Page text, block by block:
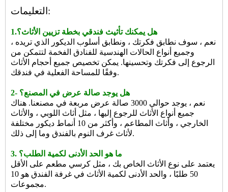
التعليمات:
1.هل يمكنك تأثيث فندقي بخطة تزيين الأثاث؟
نعم ، سوف نطابق فكرتك ، ونطابق أسلوب الديكور الذي تريده ،
وجميع أنواع الحالات الهندسية للفنادق الفخمة لتتمكن من
الرجوع إلى فكرتك وتحسينها. يمكن تخصيص جميع أحجام الأثاث
وفقًا للمساحة الفعلية في فندقك.
2- هل يوجد صالة عرض في المصنع؟
نعم ، يوجد حوالي 3000 صالة عرض مربعة في مصنعنا. هناك
جميع أنواع الأثاث للرجوع إليها ، مثل أثاث اللوبي ، والأثاث
الخارجي ، وأثاث المطاعم ، وأكثر من 10 أنماط ديكور مختلفة
لأثاث غرف النوم بالفندق وما إلى ذلك.
3. ما هو الحد الأدنى لكمية الطلب؟
يعتمد على نوع الأثاث الخاص بك ، مثل كرسي مطعم على الأقل
50 طلبًا ، والحد الأدنى لكمية الأثاث في غرفة الفندق هو 10
مجموعات.